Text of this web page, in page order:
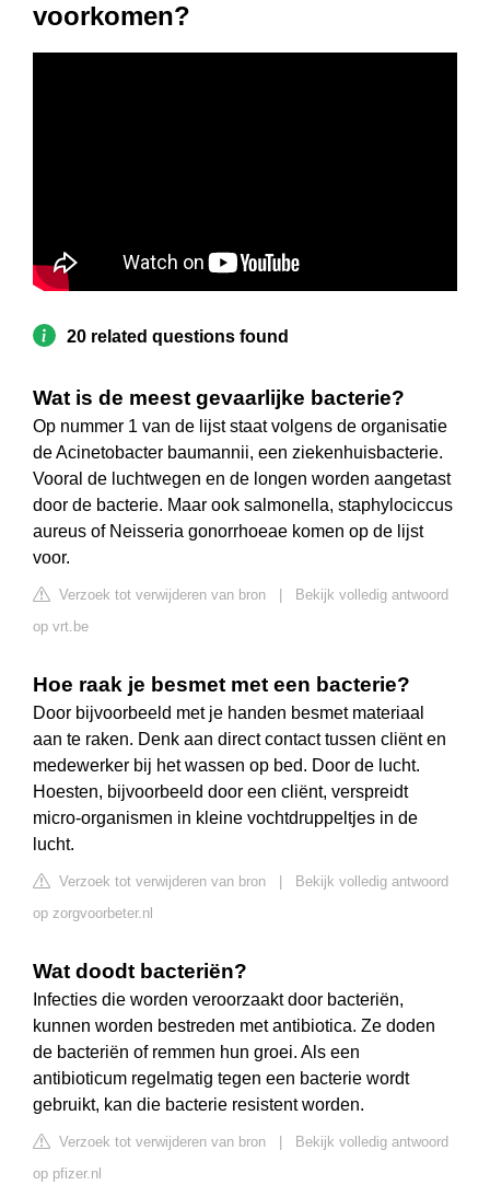
voorkomen?
20 related questions found
Wat is de meest gevaarlijke bacterie?
Op nummer 1 van de lijst staat volgens de organisatie
de Acinetobacter baumannii, een ziekenhuisbacterie.
Vooral de luchtwegen en de longen worden aangetast
door de bacterie. Maar ook salmonella, staphylociccus
aureus of Neisseria gonorrhoeae komen op de lijst
voor.
Verzoek tot verwijderen van bron
Bekijk volledig antwoord
op vrt.be
Hoe raak je besmet met een bacterie?
Door bijvoorbeeld met je handen besmet materiaal
aan te raken. Denk aan direct contact tussen cliënt en
medewerker bij het wassen op bed. Door de lucht.
Hoesten, bijvoorbeeld door een cliënt, verspreidt
micro-organismen in kleine vochtdruppeltjes in de
lucht.
Verzoek tot verwijderen van bron
Bekijk volledig antwoord
op zorgvoorbeter.nl
Wat doodt bacteriën?
Infecties die worden veroorzaakt door bacteriën,
kunnen worden bestreden met antibiotica. Ze doden
de bacteriën of remmen hun groei. Als een
antibioticum regelmatig tegen een bacterie wordt
gebruikt, kan die bacterie resistent worden.
Verzoek tot verwijderen van bron
Bekijk volledig antwoord
op pfizer.nl